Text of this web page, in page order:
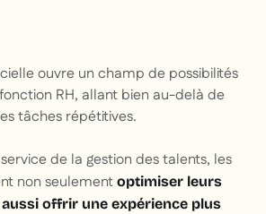
ouvre un champ de possibilités
RH, allant bien au-delà de
tâches répétitives.
de la gestion des talents, les
non seulement optimiser leurs
offrir une expérience plus